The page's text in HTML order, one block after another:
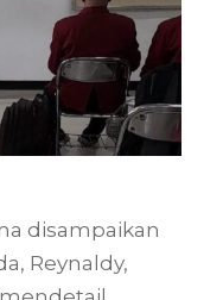
disampaikan
Reynaldy,